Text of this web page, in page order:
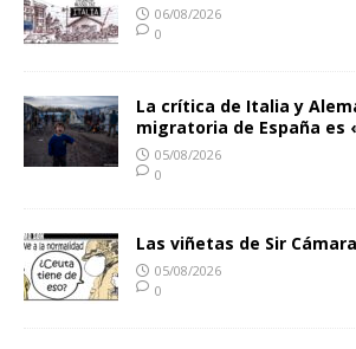
06/08/2026
0
La crítica de Italia y
migratoria de España es
05/08/2026
0
Las viñetas de Sir Cámara
05/08/2026
0